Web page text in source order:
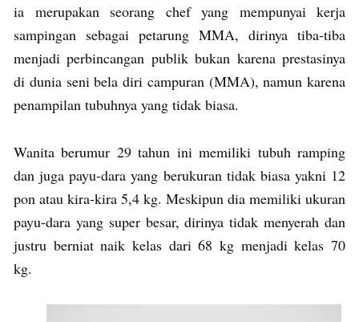
ia merupakan seorang chef yang mempunyai kerja
sampingan sebagai petarung MMA, dirinya tiba-tiba
menjadi perbincangan publik bukan karena prestasinya
di dunia seni bela diri campuran (MMA), namun karena
penampilan tubuhnya yang tidak biasa.
Wanita berumur 29 tahun ini memiliki tubuh ramping
dan juga payu-dara yang berukuran tidak biasa yakni 12
pon atau kira-kira 5,4 kg. Meskipun dia memiliki ukuran
payu-dara yang super besar, dirinya tidak menyerah dan
justru berniat naik kelas dari 68 kg menjadi kelas 70
kg.